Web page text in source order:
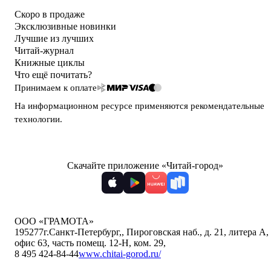
Скоро в продаже
Эксклюзивные новинки
Лучшие из лучших
Читай-журнал
Книжные циклы
Что ещё почитать?
Принимаем к оплате
На информационном ресурсе применяются рекомендательные
технологии.
Скачайте приложение «Читай-город»
ООО «ГРАМОТА»
195277г.Санкт-Петербург,, Пироговская наб., д. 21, литера А,
офис 63, часть помещ. 12-Н, ком. 29,
8 495 424-84-44www.chitai-gorod.ru/